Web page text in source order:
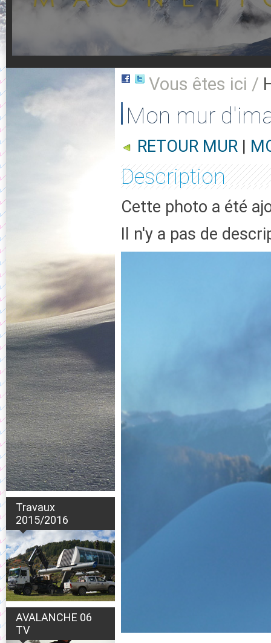
Travaux
2015/2016
AVALANCHE 06
TV
Vous êtes ici /
Mon mur
RETOUR MUR |
Description
Cette photo a été
Il n'y a pas de